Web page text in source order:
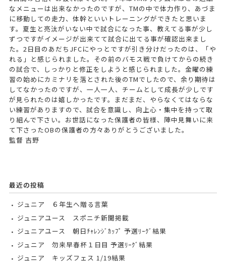
なメニューは出来なかったのですが、TMの中で体力作り、あづま
に移動しての走力、体幹といいトレーニングができたと思いま
す。夏生と亮汰がいない中で試合になった事、教えてる事が少し
ずつですがイメージが出来てて試合に出てる事が確認出来まし
た。2日目のあだちJFCにやっとですが引き分けだったのは、「や
れる」と感じられました。その前のバモス戦で負けてからの続き
の試合で、しっかりと修正をしようと感じられました。金曜の練
習の始めにカミナリを落とされた後のTMでしたので、余り期待は
してなかったのですが、一人一人、チームとして成長が少しです
が見られたのは嬉しかったです。まだまだ、やらなくてはならな
い練習がありますので、試合を意識し、向上心・集中を持って取
り組んで下さい。お世話になった保護者の皆様、陣中見舞いに来
て下さったOBの保護者の方々ありがとうございました。
監督 吉野
最近の投稿
ジュニア ６年生へ贈る言葉
ジュニアユース スポニチ新聞掲載
ジュニアユース 朝日ﾁｬﾚﾝｼﾞｶｯﾌﾟ 予選ﾘｰｸﾞ結果
ジュニア 勿来早春杯１日目 予選ﾘｰｸﾞ結果
ジュニア キッズフェス 1/19結果